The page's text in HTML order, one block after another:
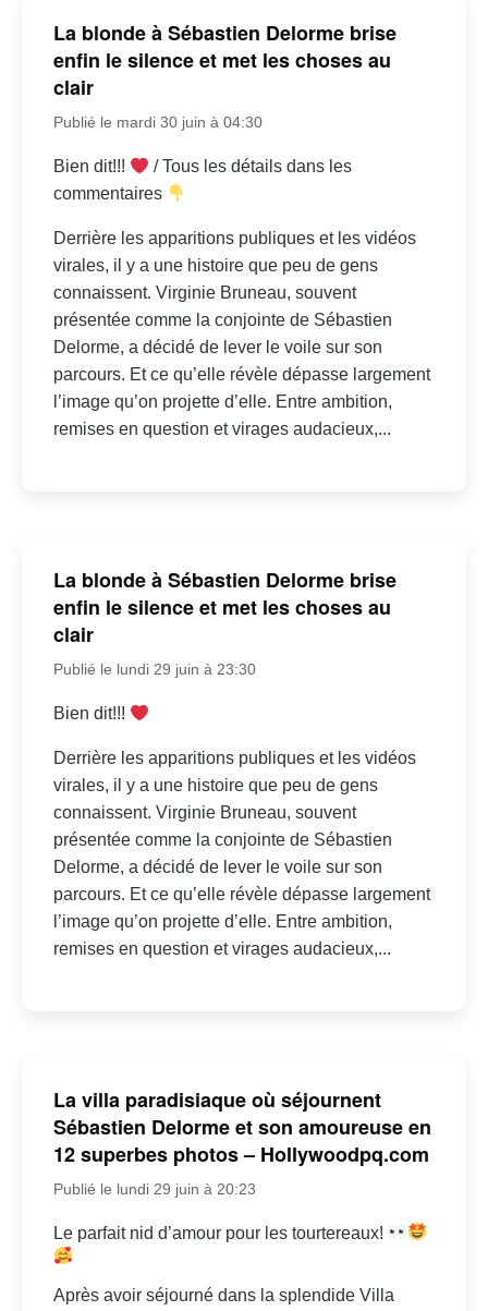
La blonde à Sébastien Delorme brise
enfin le silence et met les choses au
clair
Publié le mardi 30 juin à 04:30
Bien dit!!!
/ Tous les détails dans les
commentaires
Derrière les apparitions publiques et les vidéos
virales, il y a une histoire que peu de gens
connaissent. Virginie Bruneau, souvent
présentée comme la conjointe de Sébastien
Delorme, a décidé de lever le voile sur son
parcours. Et ce qu’elle révèle dépasse largement
l’image qu’on projette d’elle. Entre ambition,
remises en question et virages audacieux,...
La blonde à Sébastien Delorme brise
enfin le silence et met les choses au
clair
Publié le lundi 29 juin à 23:30
Bien dit!!!
Derrière les apparitions publiques et les vidéos
virales, il y a une histoire que peu de gens
connaissent. Virginie Bruneau, souvent
présentée comme la conjointe de Sébastien
Delorme, a décidé de lever le voile sur son
parcours. Et ce qu’elle révèle dépasse largement
l’image qu’on projette d’elle. Entre ambition,
remises en question et virages audacieux,...
La villa paradisiaque où séjournent
Sébastien Delorme et son amoureuse en
12 superbes photos – Hollywoodpq.com
Publié le lundi 29 juin à 20:23
Le parfait nid d’amour pour les tourtereaux!
Après avoir séjourné dans la splendide Villa